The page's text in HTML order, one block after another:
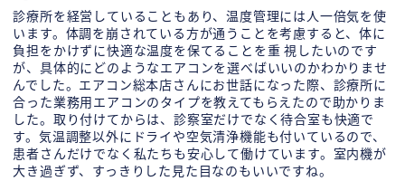
診療所を経営していることもあり、温度管理には人一倍気を使
います。体調を崩されている方が通うことを考慮すると、体に
負担をかけずに快適な温度を保てることを重 視したいのです
が、具体的にどのようなエアコンを選べばいいのかわかりませ
んでした。エアコン総本店さんにお世話になった際、診療所に
合った業務用エアコンのタイプを教えてもらえたので助かりま
した。取り付けてからは、診察室だけでなく待合室も快適で
す。気温調整以外にドライや空気清浄機能も付いているので、
患者さんだけでなく私たちも安心して働けています。室内機が
大き過ぎず、すっきりした見た目なのもいいですね。